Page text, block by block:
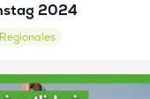
2024
Regionales